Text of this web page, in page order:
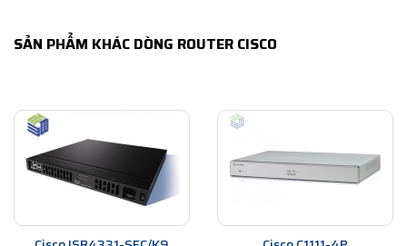
SẢN PHẨM KHÁC DÒNG ROUTER CISCO